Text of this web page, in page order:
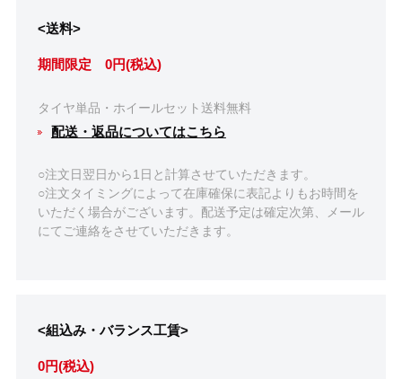
<送料>
期間限定 0円(税込)
タイヤ単品・ホイールセット送料無料
配送・返品についてはこちら
○注文日翌日から1日と計算させていただきます。
○注文タイミングによって在庫確保に表記よりもお時間を
いただく場合がございます。配送予定は確定次第、メール
にてご連絡をさせていただきます。
<組込み・バランス工賃>
0円(税込)